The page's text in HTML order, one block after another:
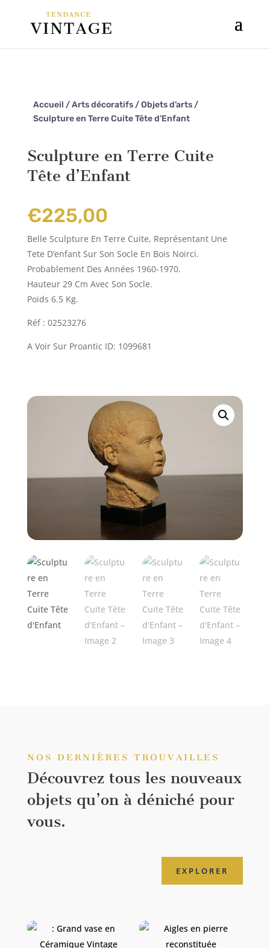
Accueil /Arts décoratifs/Objets d’arts/
Sculpture en Terre Cuite Tête d’Enfant
Sculpture en Terre Cuite
Tête d’Enfant
€225,00
Belle Sculpture En Terre Cuite, Représentant Une
Tete D’enfant Sur Son Socle En Bois Noirci.
Probablement Des Années 1960-1970.
Hauteur 29 Cm Avec Son Socle.
Poids 6.5 Kg.
Réf : 02523276
A Voir Sur Proantic ID: 1099681
NOS DERNIÈRES TROUVAILLES
Découvrez tous les nouveaux
objets qu’on à déniché pour
vous.
EXPLORER